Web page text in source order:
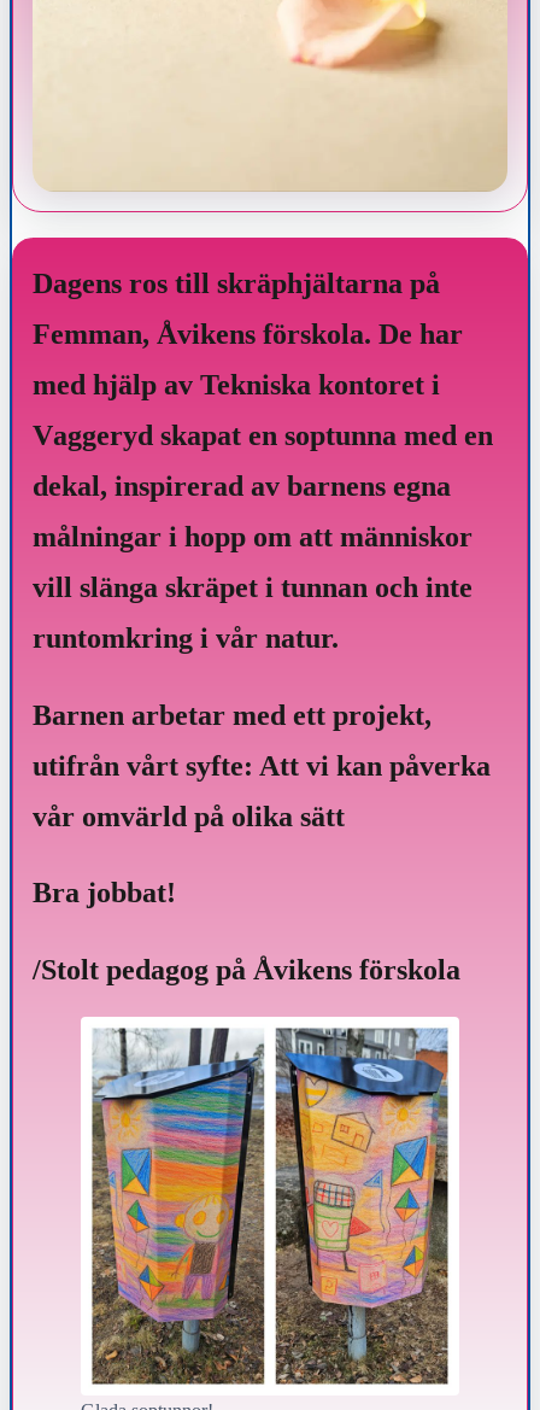
Dagens ros till skräphjältarna på
Femman, Åvikens förskola. De har
med hjälp av Tekniska kontoret i
Vaggeryd skapat en soptunna med en
dekal, inspirerad av barnens egna
målningar i hopp om att människor
vill slänga skräpet i tunnan och inte
runtomkring i vår natur.
Barnen arbetar med ett projekt,
utifrån vårt syfte: Att vi kan påverka
vår omvärld på olika sätt
Bra jobbat!
/Stolt pedagog på Åvikens förskola